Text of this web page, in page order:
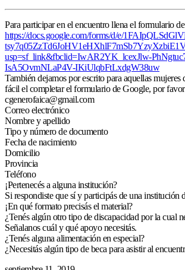
Para participar en el encuentro llena el formulario
https://docs.google.com/forms/d/e/
usp=sf_link&fbclid=IwAR2YK_lcexJlw-
IsA5OvmNLaP4V-IKiUlqbFtLxdgW38uw
También dejamos por escrito para aquellas mujeres
fácil el completar el formulario de Google, por favor
cgenerofaica@gmail.com
Correo electrónico
Nombre y apellido
Tipo y número de documento
Fecha de nacimiento
Domicilio
Provincia
Teléfono
¡Pertenecés a alguna institución?
Si respondiste que sí y participás de una institución
¡En qué formato precisás el material?
¿Tenés algún otro tipo de discapacidad por la cual
Señalanos cuál y qué apoyo necesitás.
¿Tenés alguna alimentación en especial?
¿Necesitás algún tipo de beca para asistir al